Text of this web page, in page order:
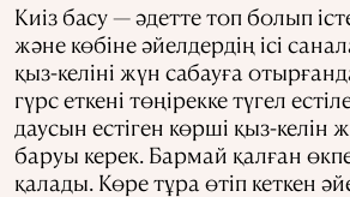
Киіз басу — әдетте топ болып
және көбіне әйелдердің ісі
қыз-келіні жүн сабауға
гүрс еткені төңірекке түгел
даусын естіген көрші қыз-
баруы керек. Бармай қалған
қалады. Көре тұра өтіп кеткен